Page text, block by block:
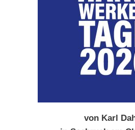
von Karl